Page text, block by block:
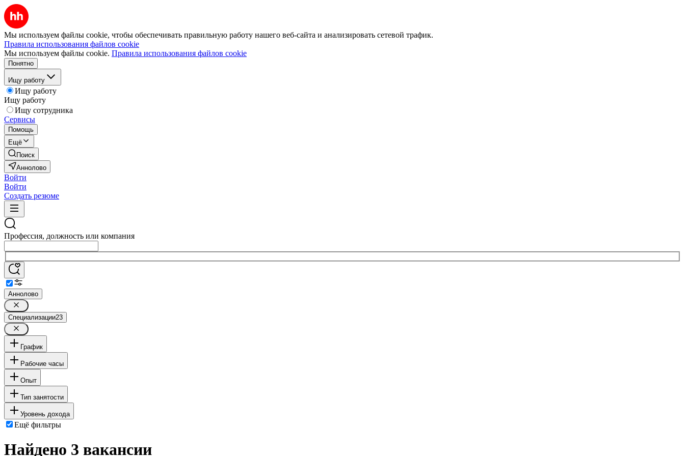
Мы используем файлы cookie, чтобы обеспечивать правильную работу нашего веб-сайта и анализировать сетевой трафик.
Правила использования файлов cookie
Мы используем файлы cookie. Правила использования файлов cookie
Понятно
Ищу работу
Ищу работу
Ищу работу
Ищу сотрудника
Сервисы
Помощь
Ещё
Поиск
Аннолово
Войти
Войти
Создать резюме
Профессия, должность или компания
Аннолово
Специализации23
График
Рабочие часы
Опыт
Тип занятости
Уровень дохода
Ещё фильтры
Найдено 3 вакансии